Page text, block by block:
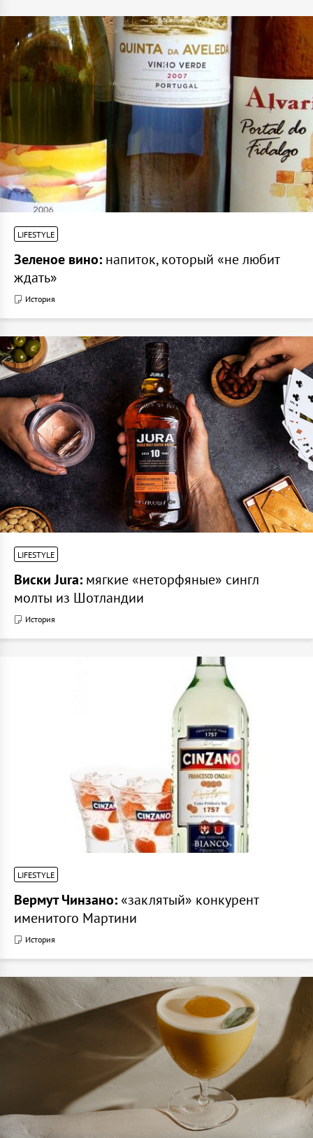
LIFESTYLE
Зеленое вино: напиток, который «не любит
ждать»
История
LIFESTYLE
Виски Jura: мягкие «неторфяные» сингл
молты из Шотландии
История
LIFESTYLE
Вермут Чинзано: «заклятый» конкурент
именитого Мартини
История